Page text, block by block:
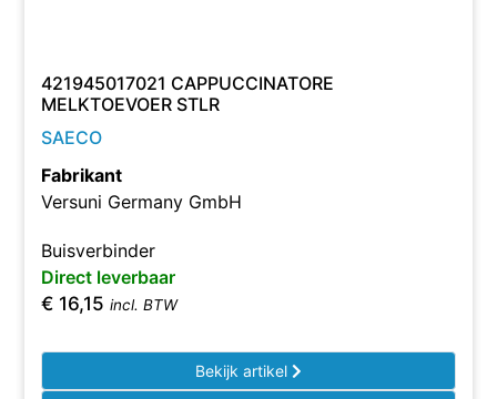
421945017021 CAPPUCCINATORE
MELKTOEVOER STLR
SAECO
Fabrikant
Versuni Germany GmbH
Buisverbinder
Direct leverbaar
€ 16,15 incl. BTW
Bekijk artikel